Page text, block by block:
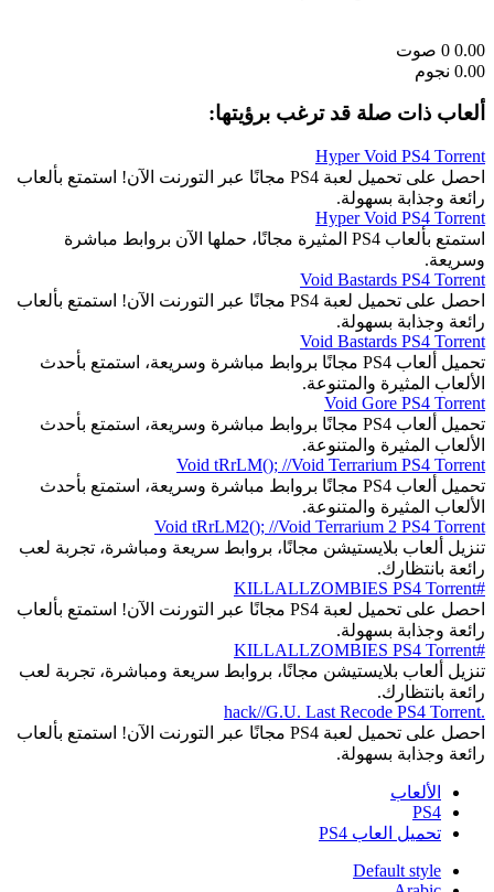
0.00
0 صوت
0.00 نجوم
ألعاب ذات صلة قد ترغب برؤيتها:
Hyper Void PS4 Torrent
احصل على تحميل لعبة PS4 مجانًا عبر التورنت الآن! استمتع بألعاب
رائعة وجذابة بسهولة.
Hyper Void PS4 Torrent
استمتع بألعاب PS4 المثيرة مجانًا، حملها الآن بروابط مباشرة
وسريعة.
Void Bastards PS4 Torrent
احصل على تحميل لعبة PS4 مجانًا عبر التورنت الآن! استمتع بألعاب
رائعة وجذابة بسهولة.
Void Bastards PS4 Torrent
تحميل ألعاب PS4 مجانًا بروابط مباشرة وسريعة، استمتع بأحدث
الألعاب المثيرة والمتنوعة.
Void Gore PS4 Torrent
تحميل ألعاب PS4 مجانًا بروابط مباشرة وسريعة، استمتع بأحدث
الألعاب المثيرة والمتنوعة.
Void tRrLM(); //Void Terrarium PS4 Torrent
تحميل ألعاب PS4 مجانًا بروابط مباشرة وسريعة، استمتع بأحدث
الألعاب المثيرة والمتنوعة.
Void tRrLM2(); //Void Terrarium 2 PS4 Torrent
تنزيل ألعاب بلايستيشن مجانًا، بروابط سريعة ومباشرة، تجربة لعب
رائعة بانتظارك.
#KILLALLZOMBIES PS4 Torrent
احصل على تحميل لعبة PS4 مجانًا عبر التورنت الآن! استمتع بألعاب
رائعة وجذابة بسهولة.
#KILLALLZOMBIES PS4 Torrent
تنزيل ألعاب بلايستيشن مجانًا، بروابط سريعة ومباشرة، تجربة لعب
رائعة بانتظارك.
.hack//G.U. Last Recode PS4 Torrent
احصل على تحميل لعبة PS4 مجانًا عبر التورنت الآن! استمتع بألعاب
رائعة وجذابة بسهولة.
الألعاب
PS4
تحميل العاب PS4
Default style